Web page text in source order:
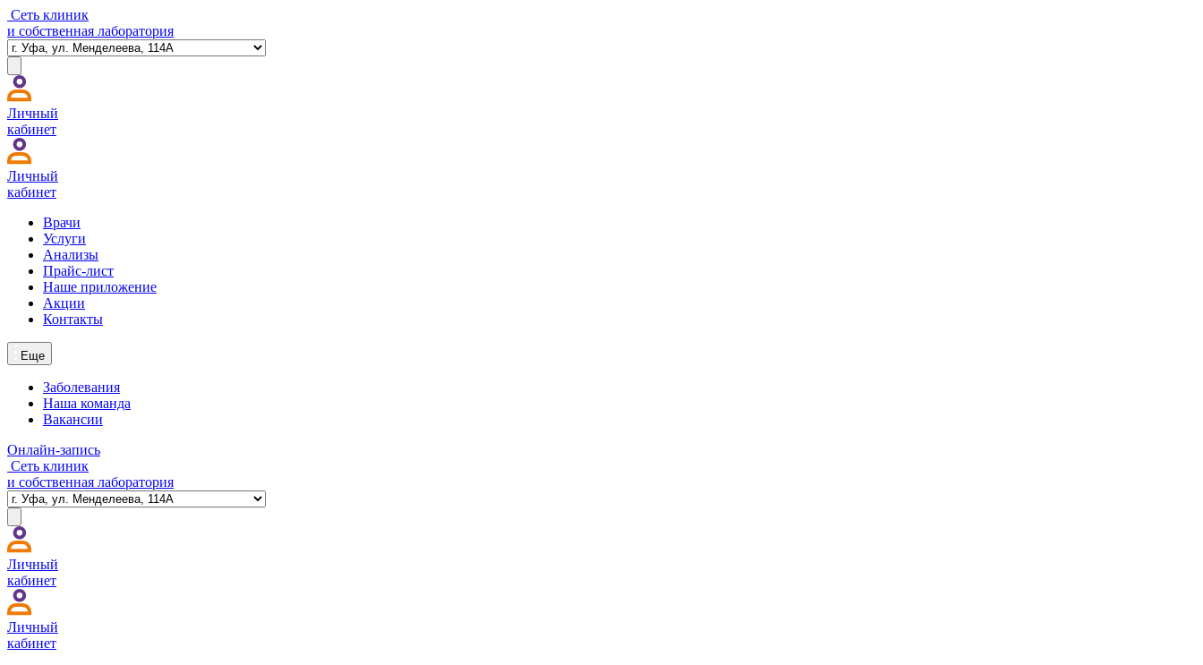
Сеть клиник
и собственная лаборатория
Личный
кабинет
Личный
кабинет
Врачи
Услуги
Анализы
Прайс-лист
Наше приложение
Акции
Контакты
Еще
Заболевания
Наша команда
Вакансии
Онлайн-запись
Сеть клиник
и собственная лаборатория
Личный
кабинет
Личный
кабинет